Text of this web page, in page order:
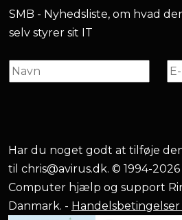
SMB - Nyhedsliste, om hvad
selv styrer sit IT
Har du noget godt at tilføje
til chris@avirus.dk. © 1994-
Computer hjælp og support
Danmark. - Handelsbetingelser